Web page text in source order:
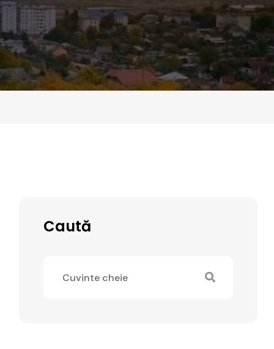
Caută